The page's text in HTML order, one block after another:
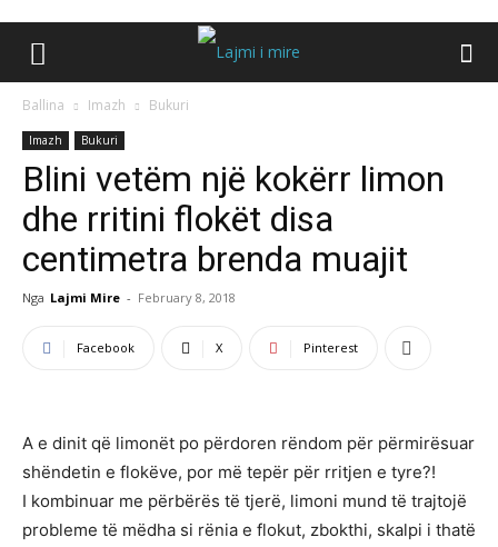
Ballina Imazh Bukuri
Imazh Bukuri
Blini vetëm një kokërr limon
dhe rritini flokët disa
centimetra brenda muajit
Nga Lajmi Mire - February 8, 2018
Facebook X Pinterest
A e dinit që limonët po përdoren rëndom për përmirësuar
shëndetin e flokëve, por më tepër për rritjen e tyre?!
I kombinuar me përbërës të tjerë, limoni mund të trajtojë
probleme të mëdha si rënia e flokut, zbokthi, skalpi i thatë